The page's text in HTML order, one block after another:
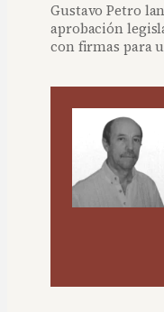
Gustavo Petro
aprobación
con firmas para